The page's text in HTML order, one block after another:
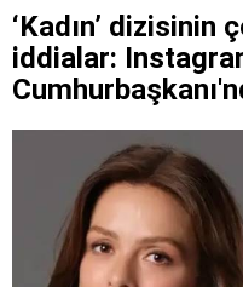
‘Kadın’ dizisinin
iddialar: